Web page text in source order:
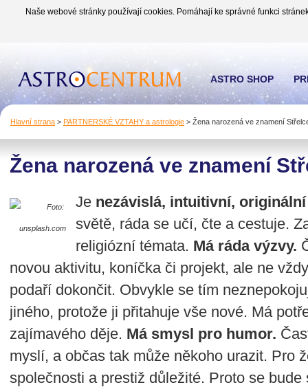
Naše webové stránky používají cookies. Pomáhají ke správné funkci
Hlavní strana > PARTNERSKÉ VZTAHY a astrologie > Žena narozená ve znamení
Žena narozená ve znamení
Foto:
unsplash.com
Je nezávislá, intuitivní,
světě, ráda se učí, čte a cestuje.
religiózní témata. Má ráda výzvy.
novou aktivitu, koníčka či projekt, ale ne
podaří dokončit. Obvykle se tím
jiného, protože ji přitahuje vše nové. Má
zajímavého děje. Má smysl pro humor.
myslí, a občas tak může někoho urazit. Pro
společnosti a prestiž důležité. Proto se
ASTRO SHOP